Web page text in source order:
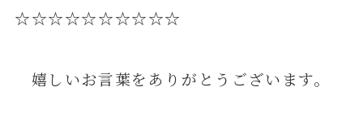
☆☆☆☆☆☆☆☆☆☆
嬉しいお言葉をありがとうございます。